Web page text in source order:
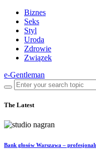
Biznes
Seks
Styl
Uroda
Zdrowie
Związek
e-Gentleman
The Latest
Bank głosów Warszawa –